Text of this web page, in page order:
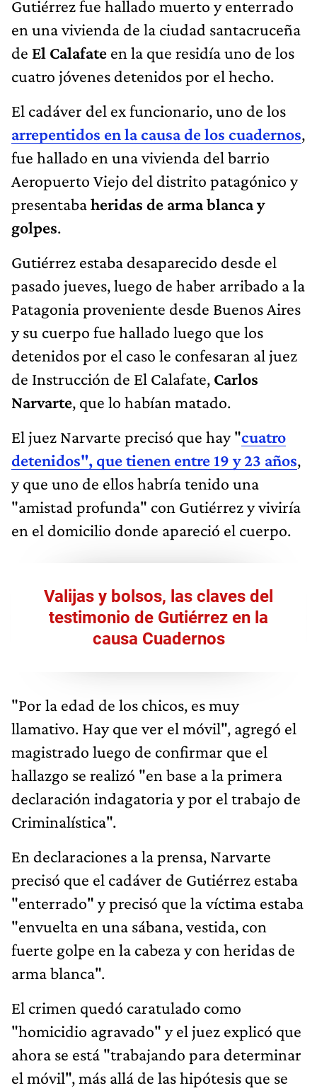
Gutiérrez fue hallado muerto y enterrado
en una vivienda de la ciudad santacruceña
de El Calafate en la que residía uno de los
cuatro jóvenes detenidos por el hecho.
El cadáver del ex funcionario, uno de los
arrepentidos en la causa de los cuadernos,
fue hallado en una vivienda del barrio
Aeropuerto Viejo del distrito patagónico y
presentabaheridas de arma blanca y
golpes.
Gutiérrez estaba desaparecido desde el
pasado jueves, luego de haber arribado a la
Patagonia proveniente desde Buenos Aires
y su cuerpo fue hallado luego que los
detenidos por el caso le confesaran al juez
de Instrucción de El Calafate, Carlos
Narvarte, que lo habían matado.
El juez Narvarte precisó que hay "cuatro
detenidos", que tienen entre 19 y 23 años,
y que uno de ellos habría tenido una
"amistad profunda" con Gutiérrez y viviría
en el domicilio donde apareció el cuerpo.
Valijas y bolsos, las claves del
testimonio de Gutiérrez en la
causa Cuadernos
"Por la edad de los chicos, es muy
llamativo. Hay que ver el móvil", agregó el
magistrado luego de confirmar que el
hallazgo se realizó "en base a la primera
declaración indagatoria y por el trabajo de
Criminalística".
En declaraciones a la prensa, Narvarte
precisó que el cadáver de Gutiérrez estaba
"enterrado" y precisó que la víctima estaba
"envuelta en una sábana, vestida, con
fuerte golpe en la cabeza y con heridas de
arma blanca".
El crimen quedó caratulado como
"homicidio agravado" y el juez explicó que
ahora se está "trabajando para determinar
el móvil", más allá de las hipótesis que se